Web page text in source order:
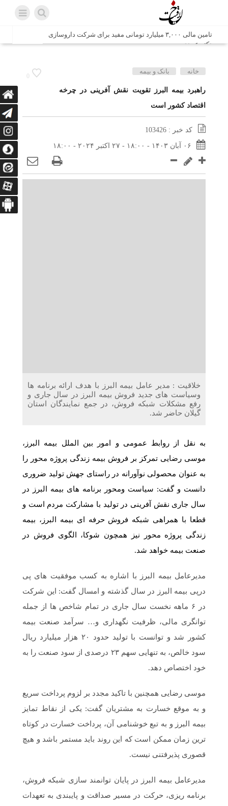
تامین مالی ۳,۰۰۰ میلیارد تومانی مفید برای شرکت داروسازی
دکتر عبیدی
شش وزیر کابینه پاکستان با حضور در سفارت ایران در اسلام
اتابک: ظرفیت های جدید همکاری‌های تجاری ایران و پاکستان با
محوریت بخش خصوصی فعال می‌شود
در مسیر جا‌مانده‌ها، دل‌ها به کربلا رسیده است
وزیر صمت خواستار پیگیری کانتینرهای ایرانی در بندر کراچی
شد / تجارت ۱۰ میلیارد دلاری ایران و پاکستان
0
خانه بانک و بیمه
راهبرد بیمه البرز تقویت نقش آفرینی در چرخه
اقتصاد کشور است
کد خبر : 103426
۰۶ آبان ۱۴۰۳ - ۱۸:۰۰ - ۲۷ اکتبر ۲۰۲۴ - ۱۸:۰۰
خلاقیت : مدیر عامل بیمه البرز با هدف ارائه برنامه ها
و‌سیاست های جدید فروش بیمه البرز در سال جاری و
رفع مشکلات شبکه فروش، در جمع نمایندگان استان
گیلان حاضر شد.
به نقل از روابط عمومی و امور بین الملل بیمه البرز،
موسی رضایی تمرکز بر فروش بیمه زندگی پروژه محور را
به عنوان محصولی نوآورانه در راستای جهش تولید ضروری
دانست و گفت: سیاست و‌محور برنامه های بیمه البرز در
سال جاری نقش آفرینی در تولید با مشارکت مردم است و
قطعا با همراهی شبکه فروش حرفه ای بیمه البرز، بیمه
زندگی پروژه محور نیز همچون شوکا، الگوی فروش در
صنعت بیمه خواهد شد.
مدیرعامل بیمه البرز با اشاره به کسب موفقیت های پی
درپی بیمه البرز در سال گذشته و امسال گفت: این شرکت
در ۶ ماهه نخست سال جاری در تمام شاخص ها از جمله
توانگری مالی، ظرفیت نگهداری و… سرآمد صنعت بیمه
کشور شد و توانست با تولید حدود ۲۰ هزار میلیارد ریال
سود خالص، به تنهایی سهم ۲۳ درصدی از سود صنعت را به
خود اختصاص دهد.
موسی رضایی همچنین با تاکید مجدد بر لزوم پرداخت سریع
و به موقع خسارت به مشتریان گفت: یکی از نقاط تمایز
بیمه البرز و به تبع خوشنامی آن، پرداخت خسارت در کوتاه
ترین زمان ممکن است که این روند باید مستمر باشد و هیچ
قصوری پذیرفتنی نیست.
مدیرعامل بیمه البرز در پایان توانمند سازی شبکه فروش،
برنامه ریزی، حرکت در مسیر صداقت و پایبندی به تعهدات